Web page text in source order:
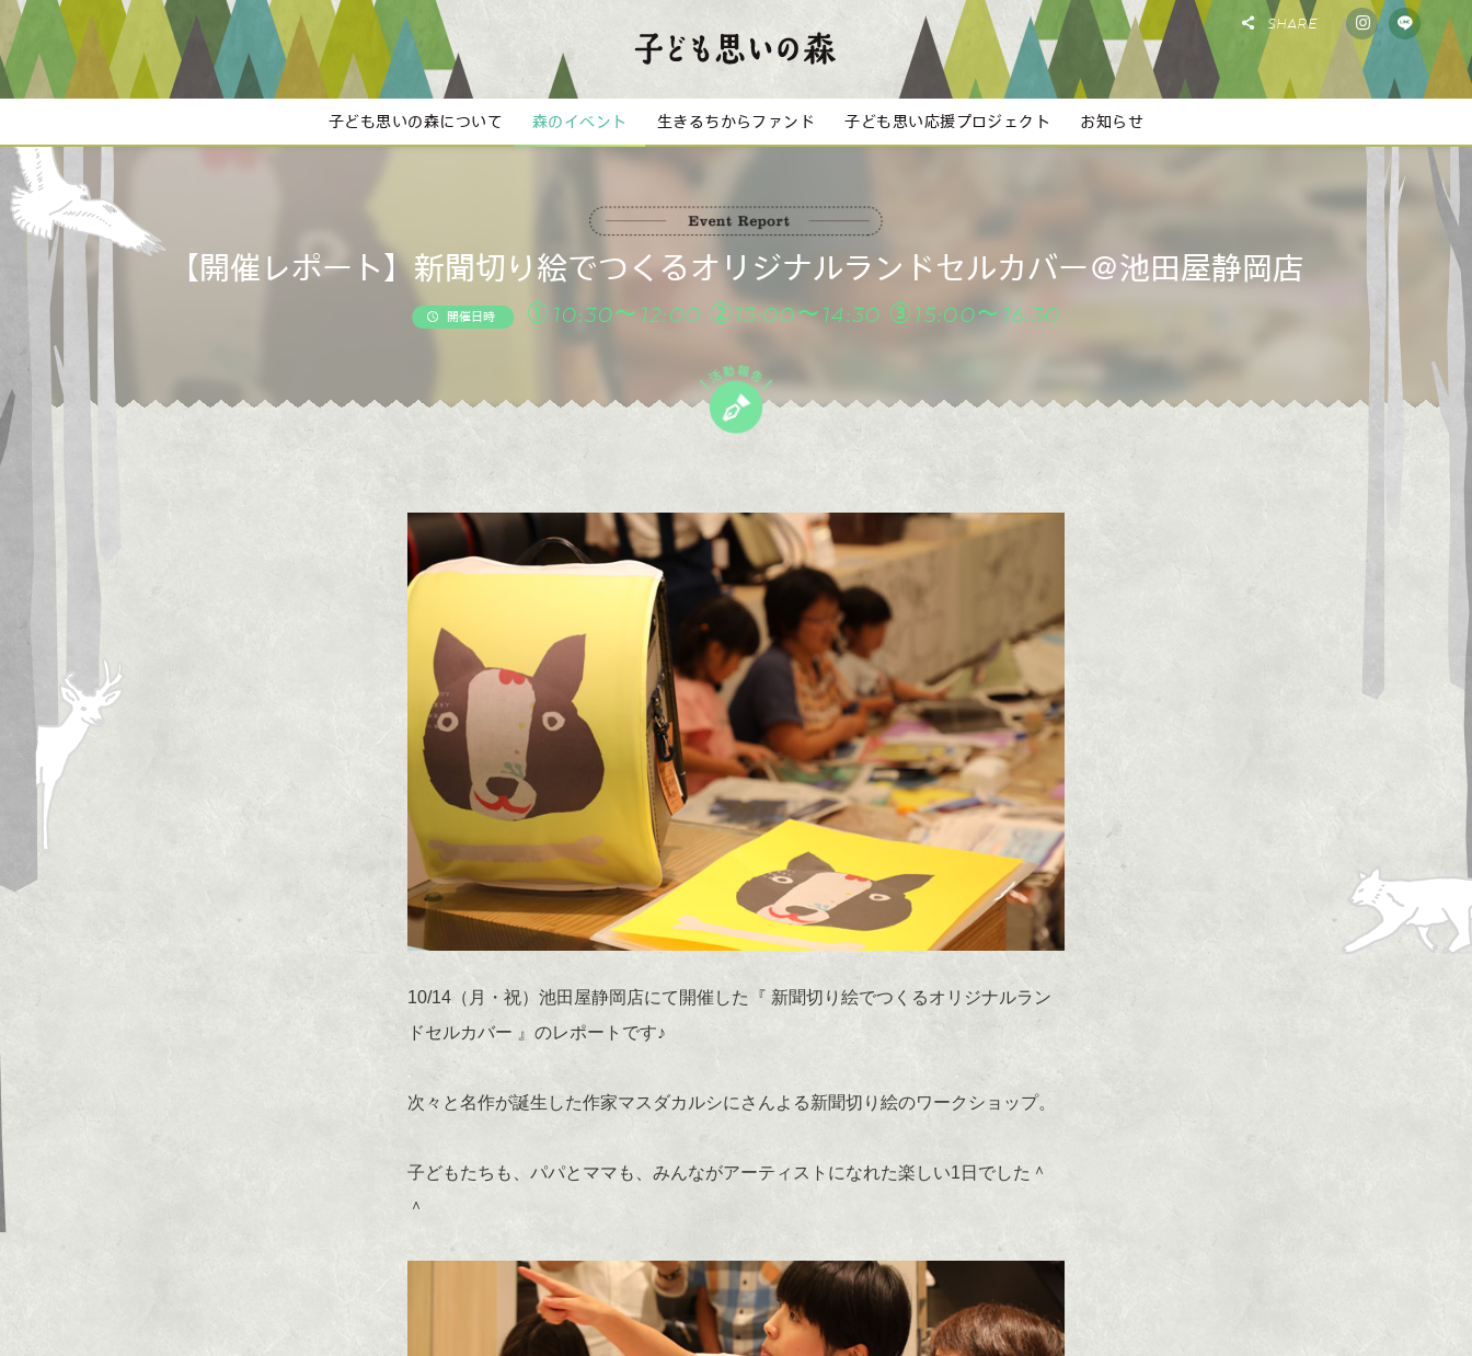
子ども思いの森について 森のイベント 生きるちからファンド 子ども思い応援プロジェクト お知らせ
SHARE
【開催レポート】新聞切り絵でつくるオリジナルランドセルカバー＠池田屋静岡店
開催日時 ①10:30～12:00 ②13:00～14:30 ③15:00～16:30
10/14（月・祝）池田屋静岡店にて開催した『 新聞切り絵でつくるオリジナルラン
ドセルカバー 』のレポートです♪
次々と名作が誕生した作家マスダカルシにさんよる新聞切り絵のワークショップ。
子どもたちも、パパとママも、みんながアーティストになれた楽しい1日でした＾
＾